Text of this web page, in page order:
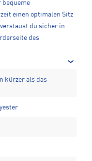
bequeme
einen optimalen Sitz
du sicher in
des
kürzer als das